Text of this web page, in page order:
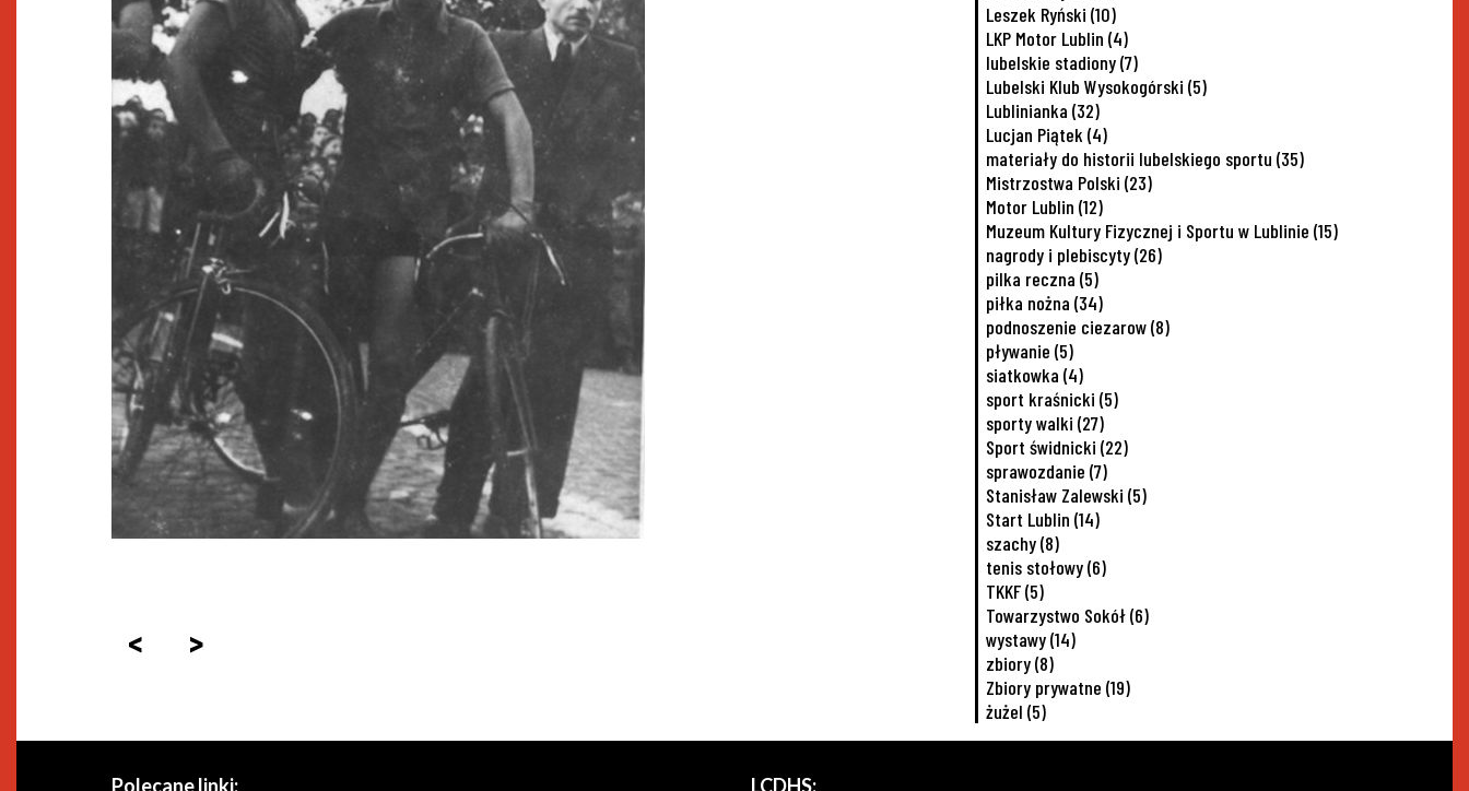
< >
Leszek Ryński (10)
LKP Motor Lublin (4)
lubelskie stadiony(7)
Lubelski Klub Wysokogórski (5)
Lublinianka (32)
Lucjan Piątek (4)
materiały do historii lubelskiego sportu (35)
Mistrzostwa Polski (23)
Motor Lublin (12)
Muzeum Kultury Fizycznej i Sportu w Lublinie (15)
nagrody i plebiscyty(26)
pilka reczna (5)
piłka nożna (34)
podnoszenie ciezarow(8)
pływanie (5)
siatkowka (4)
sport kraśnicki (5)
sporty walki (27)
Sport świdnicki (22)
sprawozdanie (7)
Stanisław Zalewski (5)
Start Lublin (14)
szachy(8)
tenis stołowy(6)
TKKF(5)
Towarzystwo Sokół(6)
wystawy(14)
zbiory(8)
Zbiory prywatne (19)
żużel (5)
Polecane linki: LCDHS: